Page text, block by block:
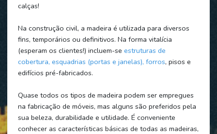
calças!
Na construção civil, a madeira é utilizada para diversos
fins, temporários ou definitivos. Na forma vitalícia
(esperam os clientes!) incluem-se estruturas de
cobertura, esquadrias (portas e janelas), forros, pisos e
edifícios pré-fabricados.
Quase todos os tipos de madeira podem ser empregues
na fabricação de móveis, mas alguns são preferidos pela
sua beleza, durabilidade e utilidade. É conveniente
conhecer as características básicas de todas as madeiras,